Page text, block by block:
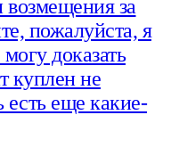
возмещения за
пожалуйста, я
доказать
куплен не
еще какие-